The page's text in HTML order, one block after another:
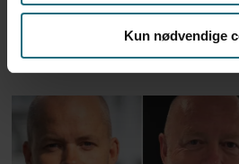
Kun nødvendige
Apoteker over
har problemer